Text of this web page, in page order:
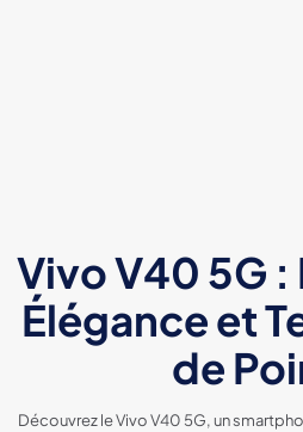
Vivo V40 5G :
Élégance et
de
Découvrez le Vivo V40 5G, un